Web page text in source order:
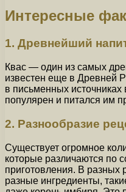
Интересные
1. Древнейший
Квас — один из самых
известен еще в Древней
в письменных источниках
популярен и питался им
2. Разнообразие
Существует огромное
которые различаются по
приготовления. В разных
разные ингредиенты,